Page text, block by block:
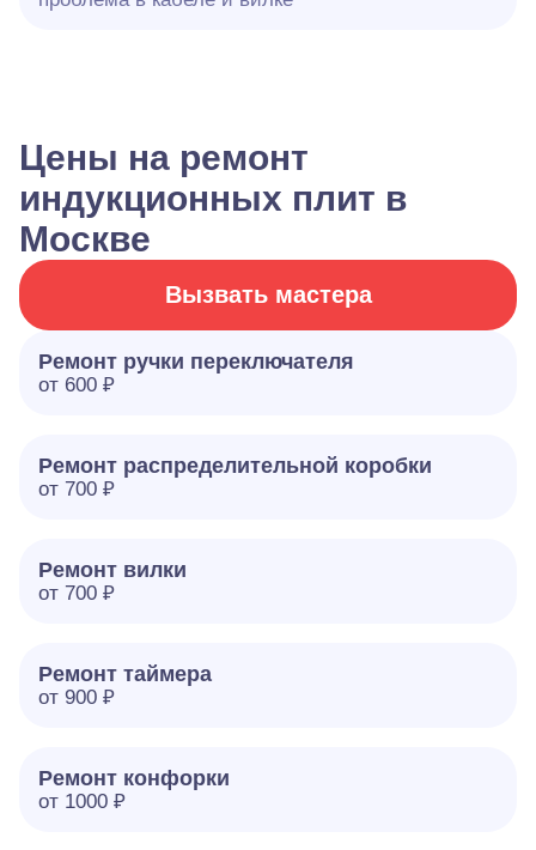
Цены на ремонт
индукционных плит в
Москве
Вызвать мастера
Ремонт ручки переключателя
от 600 ₽
Ремонт распределительной коробки
от 700 ₽
Ремонт вилки
от 700 ₽
Ремонт таймера
от 900 ₽
Ремонт конфорки
от 1000 ₽